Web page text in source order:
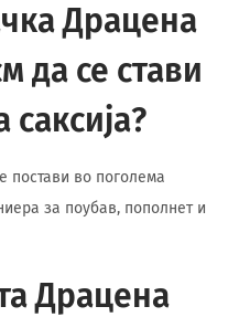
Драцена
да се стави
постави во поголема
за поубав, пополнет и
Драцена